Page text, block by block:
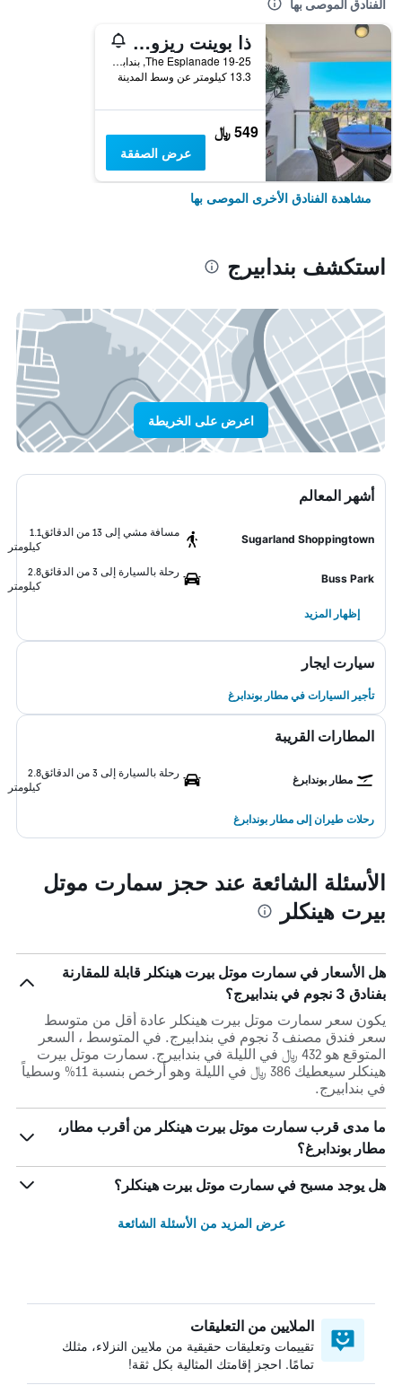
الفنادق الموصى بها
ذا بوينت ريزورت
19-25 The Esplanade, بندابيرج, QLD, أستراليا
13.3 كيلومتر عن وسط المدينة
549 ﷼
عرض الصفقة
مشاهدة الفنادق الأخرى الموصى بها
استكشف بندابيرج
اعرض على الخريطة
أشهر المعالم
Sugarland Shoppingtown
مسافة مشي إلى 13 من الدقائق
1.1
كيلومتر
Buss Park
رحلة بالسيارة إلى 3 من الدقائق
2.8
كيلومتر
إظهار المزيد
سيارت ايجار
تأجير السيارات في مطار بوندابرغ
المطارات القريبة
مطار بوندابرغ
رحلة بالسيارة إلى 3 من الدقائق
2.8
كيلومتر
رحلات طيران إلى مطار بوندابرغ
الأسئلة الشائعة عند حجز سمارت موتل
بيرت هينكلر
هل الأسعار في سمارت موتل بيرت هينكلر قابلة للمقارنة
بفنادق 3 نجوم في بندابيرج؟
يكون سعر سمارت موتل بيرت هينكلر عادة أقل من متوسط ​​
سعر فندق مصنف 3 نجوم في بندابيرج. في المتوسط ، السعر
المتوقع هو 432 ﷼ في الليلة في بندابيرج. سمارت موتل بيرت
هينكلر سيعطيك 386 ﷼ في الليلة وهو أرخص بنسبة 11% وسطياً
في بندابيرج.
ما مدى قرب سمارت موتل بيرت هينكلر من أقرب مطار،
مطار بوندابرغ؟
هل يوجد مسبح في سمارت موتل بيرت هينكلر؟
عرض المزيد من الأسئلة الشائعة
الملايين من التعليقات
تقييمات وتعليقات حقيقية من ملايين النزلاء، مثلك
تمامًا. احجز إقامتك المثالية بكل ثقة!